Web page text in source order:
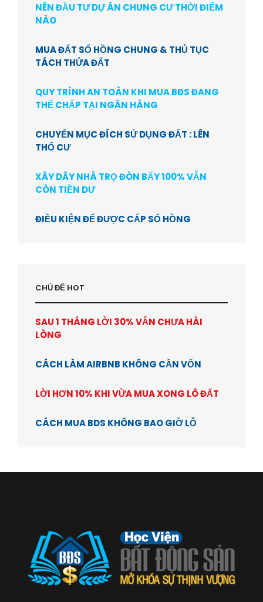
NÊN ĐẦU TƯ DỰ ÁN CHUNG CƯ THỜI ĐIỂM
NÀO
MUA ĐẤT SỔ HỒNG CHUNG & THỦ TỤC
TÁCH THỬA ĐẤT
QUY TRÌNH AN TOÀN KHI MUA BĐS ĐANG
THẾ CHẤP TẠI NGÂN HÀNG
CHUYỂN MỤC ĐÍCH SỬ DỤNG ĐẤT : LÊN
THỔ CƯ
XÂY DÃY NHÀ TRỌ ĐÒN BẨY 100% VẪN
CÒN TIỀN DƯ
ĐIỀU KIỆN ĐỂ ĐƯỢC CẤP SỔ HỒNG
CHỦ ĐỂ HOT
SAU 1 THÁNG LỜI 30% VẪN CHƯA HÀI
LÒNG
CÁCH LÀM AIRBNB KHÔNG CẦN VỐN
LỜI HƠN 10% KHI VỪA MUA XONG LÔ ĐẤT
CÁCH MUA BDS KHÔNG BAO GIỜ LỖ